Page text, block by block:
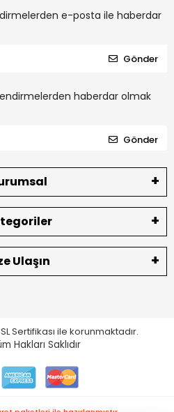
e-posta ile haberdar
Gönder
haberdar olmak
Gönder
Ulaşın
Sertifikası ile korunmaktadır.
Hakları Saklıdır